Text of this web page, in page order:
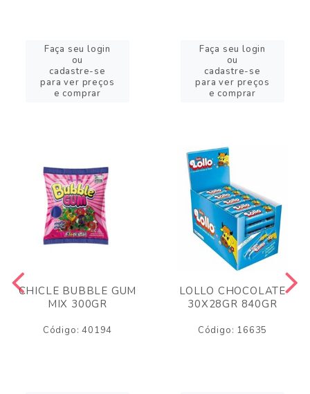
Faça seu login
ou
cadastre-se
para ver preços
e comprar
Faça seu login
ou
cadastre-se
para ver preços
e comprar
CHICLE BUBBLE GUM
MIX 300GR
Código: 40194
LOLLO CHOCOLATE
30X28GR 840GR
Código: 16635